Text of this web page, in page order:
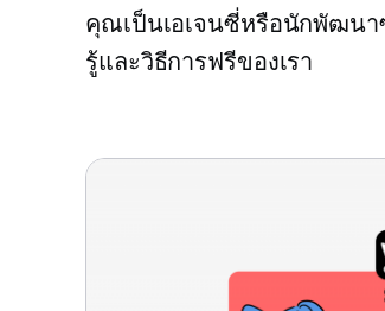
คุณเป็นเอเจนซี่หรือนักพัฒนา
รู้และวิธีการฟรีของเรา